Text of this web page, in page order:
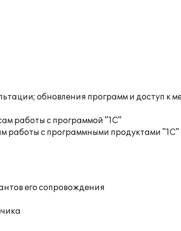
обновления программ и доступ к
работы с программой "1С"
работы с программными продуктами "1С"
его сопровождения